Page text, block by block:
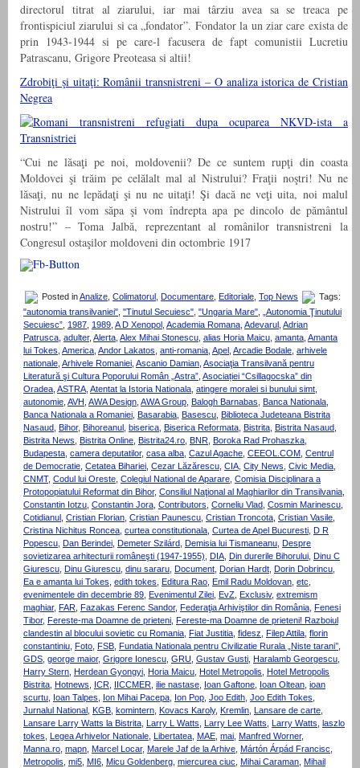
directorul titrat al ziarului, iar mai târziu avea sa se treaca pe
frontispiciul ziarului si ca „fondator”. Fondator la un ziar care exista de
prin 1943-1944 si pe care-l facusera de fapt comunistii Lucretiu
Patrascanu, Grigore Preoteasa si altii!
Zdrobiţi şi uitaţi: Românii transnistreni – O analiza istorica de Cristian
Negrea
“Cui ne lăsaţi pe noi, moldovenii? De ce suntem rupţi din coasta
Moldovei şi trăim pe celălalt mal al Nistrului? Fraţii noştri! Nu ne
lăsaţi, nu ne lepădaţi şi nu ne uitaţi! Şi dacă ne veţi uita, noi malul
Nistrului îl vom săpa şi vom îndrepta apa pe dincolo de pământul
nostru!” – Toma Jalbă, reprezentant al românilor transnistreni la
Congresul ostaşilor moldoveni din octombrie 1917
Posted inAnalize Colimatorul Documentare Editoriale Top News
Tags:
"autonomia transilvaniei", "Tinutul Secuiesc", "Ungaria Mare", „Autonomia Ţinutului
Secuiesc”, 1987, 1989, A D Xenopol , Academia Romana, Adevarul , Adrian
Patrusca, adulter, Alerta, Alex Mihai Stonescu, alias Horia Maicu, amanta, Amanta
lui Tokes, America, Andor Lakatos, anti-romania, Apel , Arcadie Bodale, arhivele
nationale, Arhivele Romaniei, Ascanio Damian, Asociaţia Transilvană pentru
Literatură şi Cultura Poporului Român „Astra”, Asociației “Csillagocska” din
Oradea, ASTRA, Atentat la Istoria Nationala, atingere moralei si bunului simt,
autonomie, AVH , AWA Design, AWA Group, Balogh Barnabas, Banca Nationala,
Banca Nationala a Romaniei, Basarabia, Basescu, Biblioteca Judeteana Bistrita
Nasaud, Bihor, Bihoreanul , biserica, Biserica Reformata, Bistrita, Bistrita Nasaud,
Bistrita News, Bistrita Online, Bistrita24.ro, BNR, Boroka Rad Prohaszka,
Budapesta, camera deputatilor, casa alba, Cazul Agache, CEEOL.COM, Centrul
de Democratie, Cetatea Bihariei, Cezar Lăzărescu, CIA, City News, Civic Media,
CNMT, Codul lui Oreste, Colegiul National de Aparare, Comisia Disciplinara a
Protopopiatului Reformat din Bihor, Consiliul Naţional al Maghiarilor din Transilvania,
Constantin Iotzu, Constantin Jora, Contributors, Corneliu Vlad, Cosmin Marinescu,
Cotidianul , Cristian Florian, Cristian Paunescu, Cristian Troncota, Cristian Vasile,
Cristina Nichitus Roncea, curtea constitutionala, Curtea de Apel Bucuresti, D R
Popescu, Dan Berindei, Demeter Szilárd, Demisia lui Tismaneanu, Despre
sovietizarea arhitecturii româneşti (1947-1955), DIA, Din durerile Bihorului, Dinu C
Giurescu, Dinu Giurescu, dinu sararu, Document, Dorian Hardt, Dorin Dobrincu,
Ea e amanta lui Tokes, edith tokes, Editura Rao, Emil Radu Moldovan, etc,
evenimentele din decembrie 89, Evenimentul Zilei, EvZ, Exclusiv, extremism
maghiar, FAR, Fazakas Ferenc Sandor, Federaţia Arhiviştilor din România, Fenesi
Tibor, Fereste-ma Doamne de prieteni, Fereste-ma Doamne de prieteni! Razboiul
clandestin al blocului sovietic cu Romania, Fiat Justitia, fidesz, Filep Attila, florin
constantiniu, Foto, FSB, Fundatia Nationala pentru Civilizatie Rurala „Niste tarani’’,
GDS, george maior, Grigore Ionescu, GRU, Gustav Gusti, Haralamb Georgescu,
Harry Stern, Herdean Gyongyi, Horia Maicu, Hotel Metropolis, Hotel Metropolis
Bistrita, Hotnews, ICR, IICCMER, ilie nastase, Ioan Gaftone, Ioan Oltean, ioan
scurtu, Ioan Talpes, Ion Mihai Pacepa, Ion Pop, Joo Edith, Joo Edith Tokes,
Jurnalul National , KGB, komintern, Kovacs Karoly, Kremlin, Lansare de carte,
Lansare Larry Watts la Bistrita, Larry L Watts, Larry Lee Watts, Larry Watts, laszlo
tokes, Legea Arhivelor Nationale, Libertatea, MAE, mai, Manfred Worner,
Manna.ro, mapn, Marcel Locar, Marele Jaf de la Arhive, Mártón Árpád Francisc,
Metropolis, mi5, MI6, Micu Goldenberg, miercurea ciuc, Mihai Caraman, Mihail